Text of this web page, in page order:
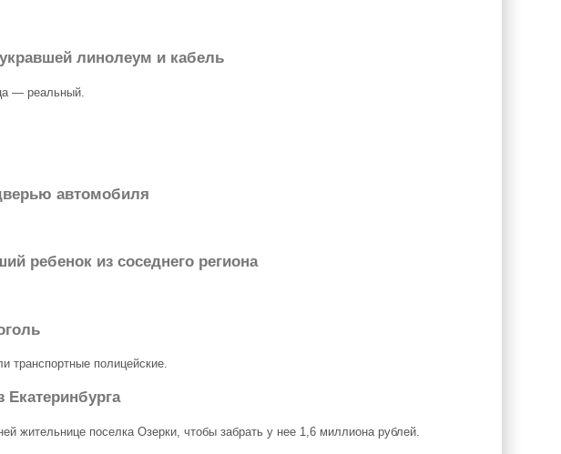
линолеум и кабель
— реальный.
автомобиля
ребенок из соседнего региона
транспортные полицейские.
жительнице поселка Озерки, чтобы забрать у нее 1,6 миллиона рублей.